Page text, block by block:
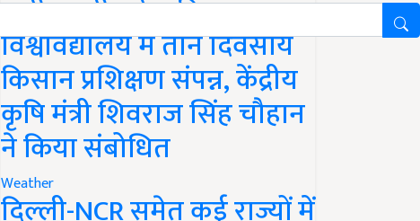
रानी लक्ष्मीबाई कृषि
विश्वविद्यालय में तीन दिवसीय
किसान प्रशिक्षण संपन्न, केंद्रीय
कृषि मंत्री शिवराज सिंह चौहान
ने किया संबोधित
Weather